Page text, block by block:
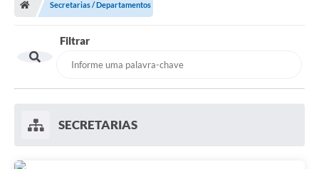
Secretarias / Departamentos
Filtrar
SECRETARIAS